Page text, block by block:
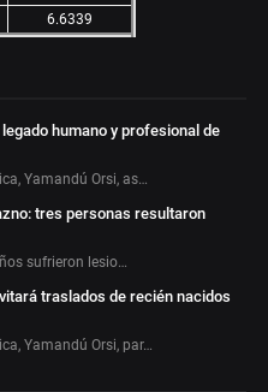
6.6339
humano y profesional de
Yamandú Orsi, as…
tres personas resultaron
sufrieron lesio…
traslados de recién nacidos
Yamandú Orsi, par…